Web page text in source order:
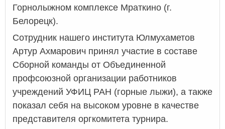
Горнолыжном комплексе Мраткино (г.
Белорецк).
Сотрудник нашего института Юлмухаметов
Артур Ахмарович принял участие в составе
Сборной команды от Объединенной
профсоюзной организации работников
учреждений УФИЦ РАН (горные лыжи), а также
показал себя на высоком уровне в качестве
представителя оргкомитета турнира.